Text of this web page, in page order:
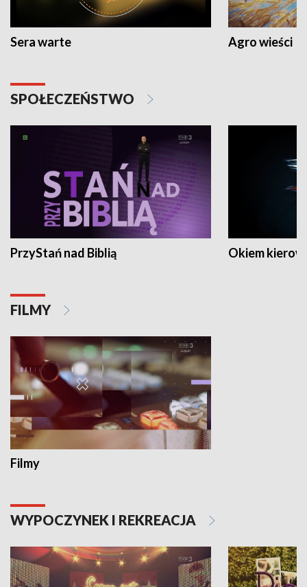
Sera warte Agro wieści
SPOŁECZEŃSTWO
PrzyStań nad Biblią Okiem
FILMY
Filmy
WYPOCZYNEK I REKREACJA